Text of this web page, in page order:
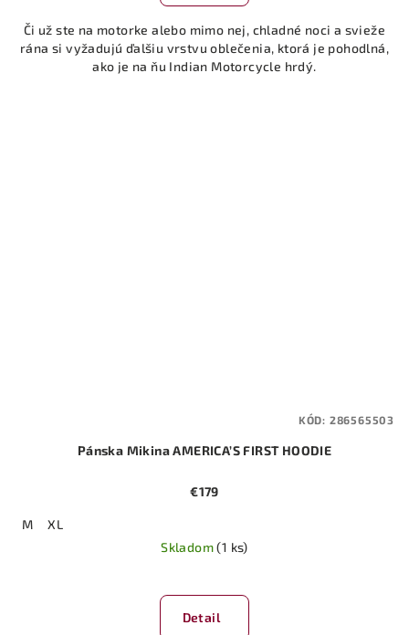
Či už ste na motorke alebo mimo nej, chladné noci a svieže
rána si vyžadujú ďalšiu vrstvu oblečenia, ktorá je pohodlná,
ako je na ňu Indian Motorcycle hrdý.
Pánska Mikina AMERICA’S FIRST HOODIE
€179
M
XL
Skladom(1 ks)
Detail
KÓD: 286565503